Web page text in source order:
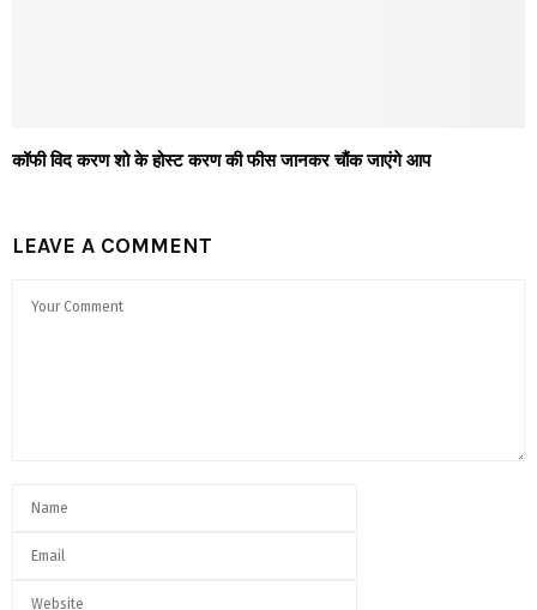
कॉफी विद करण शो के होस्ट करण की फीस जानकर चौंक जाएंगे आप
LEAVE A COMMENT